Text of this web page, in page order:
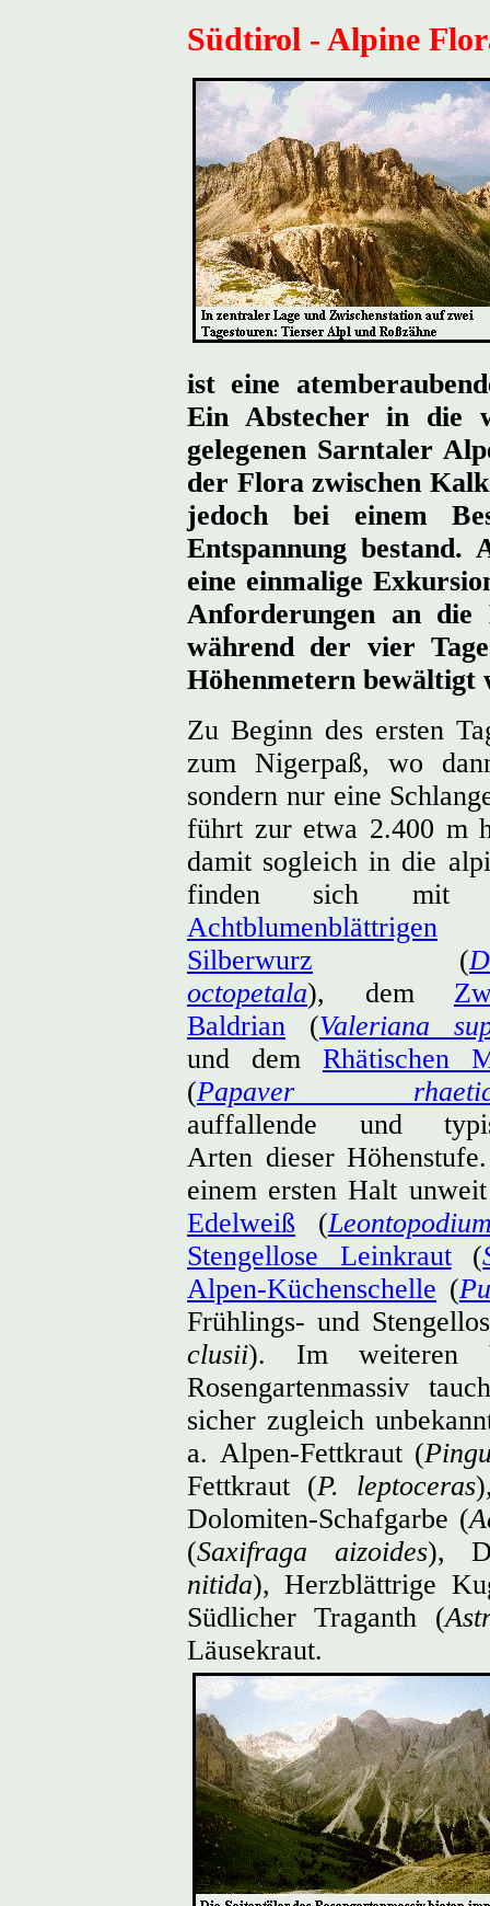
Südtirol - Alpine
ist eine
Ein Abstecher in die
gelegenen Sarntaler
der Flora zwischen
jedoch bei einem
Entspannung bestand.
eine einmalige
Anforderungen an die
während der vier
Höhenmetern bewältigt
Zu Beginn des ersten
zum Nigerpaß, wo
sondern nur eine
führt zur etwa 2.400 m
damit sogleich in die
finden sich mit
Achtblumenblättrigen
Silberwurz (
octopetala), dem
Baldrian (Valeriana
und dem Rhätischen
(Papaver
auffallende und
Arten dieser
einem ersten Halt
Edelweiß (
Stengellose Leinkraut(
Alpen-Küchenschelle (
Frühlings- und
clusii). Im weiteren
Rosengartenmassiv
sicher zugleich
a. Alpen-Fettkraut (
Fettkraut (P. leptoceras
Dolomiten-Schafgarbe (
(Saxifraga aizoides),
nitida), Herzblättrige
Südlicher Traganth (
Läusekraut.